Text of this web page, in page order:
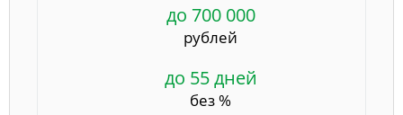
до 700 000
рублей
до 55 дней
без %